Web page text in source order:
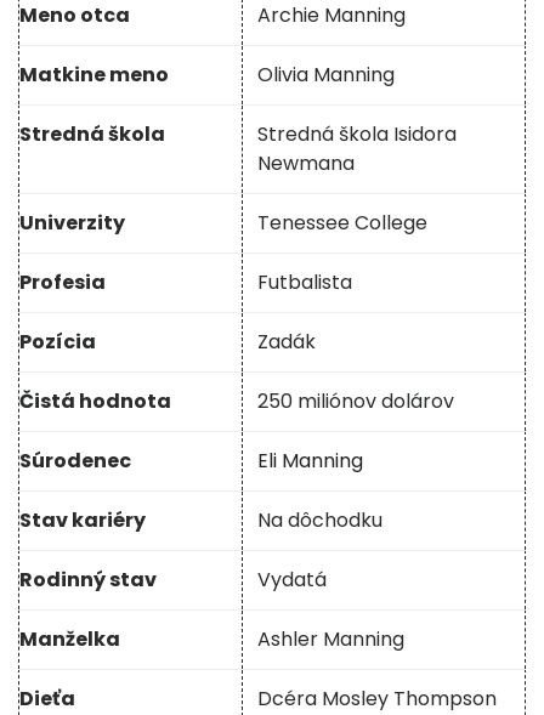
Meno otca Archie Manning
Matkine meno Olivia Manning
Stredná škola
Stredná škola Isidora
Newmana
Univerzity Tenessee College
Profesia Futbalista
Pozícia Zadák
Čistá hodnota 250 miliónov dolárov
Súrodenec Eli Manning
Stav kariéry Na dôchodku
Rodinný stav Vydatá
Manželka Ashler Manning
Dieťa Dcéra Mosley Thompson